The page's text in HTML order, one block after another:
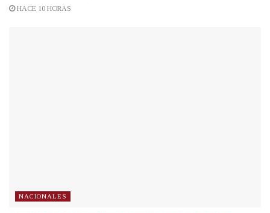
HACE 10 HORAS
NACIONALES